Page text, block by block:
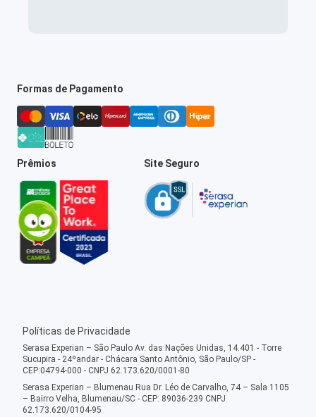
Formas de Pagamento
Prêmios Site Seguro
Políticas de Privacidade
Serasa Experian – São Paulo Av. das Nações Unidas, 14.401 - Torre
Sucupira - 24ºandar - Chácara Santo Antônio, São Paulo/SP -
CEP:04794-000 - CNPJ 62.173.620/0001-80
Serasa Experian – Blumenau Rua Dr. Léo de Carvalho, 74 – Sala 1105
– Bairro Velha, Blumenau/SC - CEP: 89036-239 CNPJ
62.173.620/0104-95